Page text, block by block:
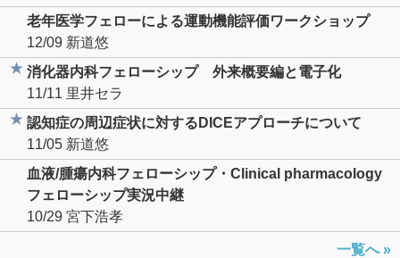
老年医学フェローによる運動機能評価ワークショップ
12/09 新道悠
消化器内科フェローシップ 外来概要編と電子化
11/11 里井セラ
認知症の周辺症状に対するDICEアプローチについて
11/05 新道悠
血液/腫瘍内科フェローシップ・Clinical pharmacology
フェローシップ実況中継
10/29 宮下浩孝
一覧へ »